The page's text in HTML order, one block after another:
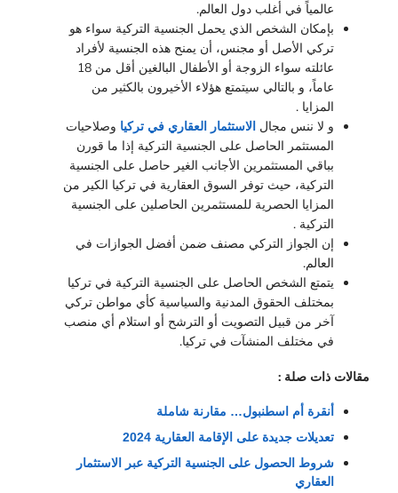
عالمياً في أغلب دول العالم.
بإمكان الشخص الذي يحمل الجنسية التركية سواء هو
تركي الأصل أو مجنس، أن يمنح هذه الجنسية لأفراد
عائلته سواء الزوجة أو الأطفال البالغين أقل من 18
عاماً، و بالتالي سيتمتع هؤلاء الأخيرون بالكثير من
المزايا .
و لا ننس مجال الاستثمار العقاري في تركيا وصلاحيات
المستثمر الحاصل على الجنسية التركية إذا ما قورن
بباقي المستثمرين الأجانب الغير حاصل على الجنسية
التركية، حيث توفر السوق العقارية في تركيا الكير من
المزايا الحصرية للمستثمرين الحاصلين على الجنسية
التركية .
إن الجواز التركي مصنف ضمن أفضل الجوازات في
العالم.
يتمتع الشخص الحاصل على الجنسية التركية في تركيا
بمختلف الحقوق المدنية والسياسية كأي مواطن تركي
آخر من قبيل التصويت أو الترشح أو استلام أي منصب
في مختلف المنشآت في تركيا.
مقالات ذات صلة :
أنقرة أم اسطنبول… مقارنة شاملة
تعديلات جديدة على الإقامة العقارية 2024
العقاري